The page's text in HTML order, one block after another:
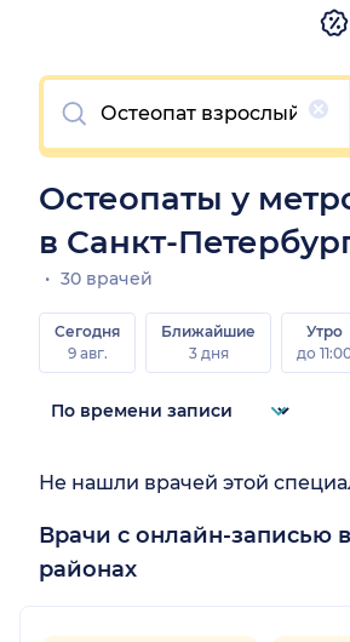
Очистить
Остеопаты у
в Санкт-
30 врачей
Сегодня
9 авг.
Ближайшие
3 дня
Утро
до
Не нашли врачей этой
Врачи с онлайн-записью
районах